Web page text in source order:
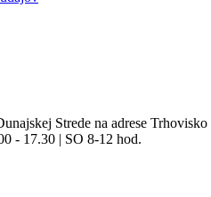
Strede na adrese Trhovisko
- 17.30 | SO 8-12 hod.